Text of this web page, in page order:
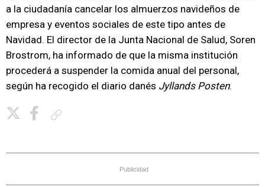
a la ciudadanía cancelar los almuerzos navideños de
empresa y eventos sociales de este tipo antes de
Navidad. El director de la Junta Nacional de Salud, Soren
Brostrom, ha informado de que la misma institución
procederá a suspender la comida anual del personal,
según ha recogido el diario danés Jyllands Posten.
Publicidad